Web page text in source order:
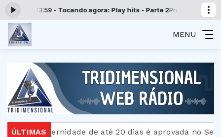
às 23:59 -Tocando agora: Play hits - Parte 2Programação
MENU
ÚLTIMAS
paternidade de até 20 dias é aprovada no Senado